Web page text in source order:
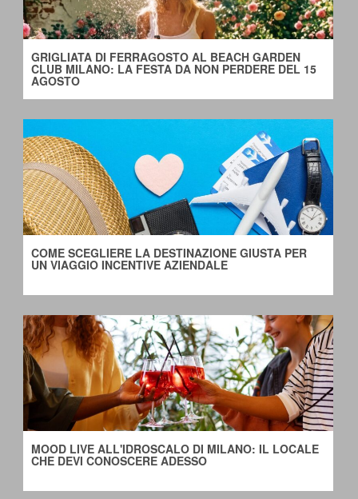
GRIGLIATA DI FERRAGOSTO AL BEACH GARDEN
CLUB MILANO: LA FESTA DA NON PERDERE DEL 15
AGOSTO
COME SCEGLIERE LA DESTINAZIONE GIUSTA PER
UN VIAGGIO INCENTIVE AZIENDALE
MOOD LIVE ALL'IDROSCALO DI MILANO: IL LOCALE
CHE DEVI CONOSCERE ADESSO